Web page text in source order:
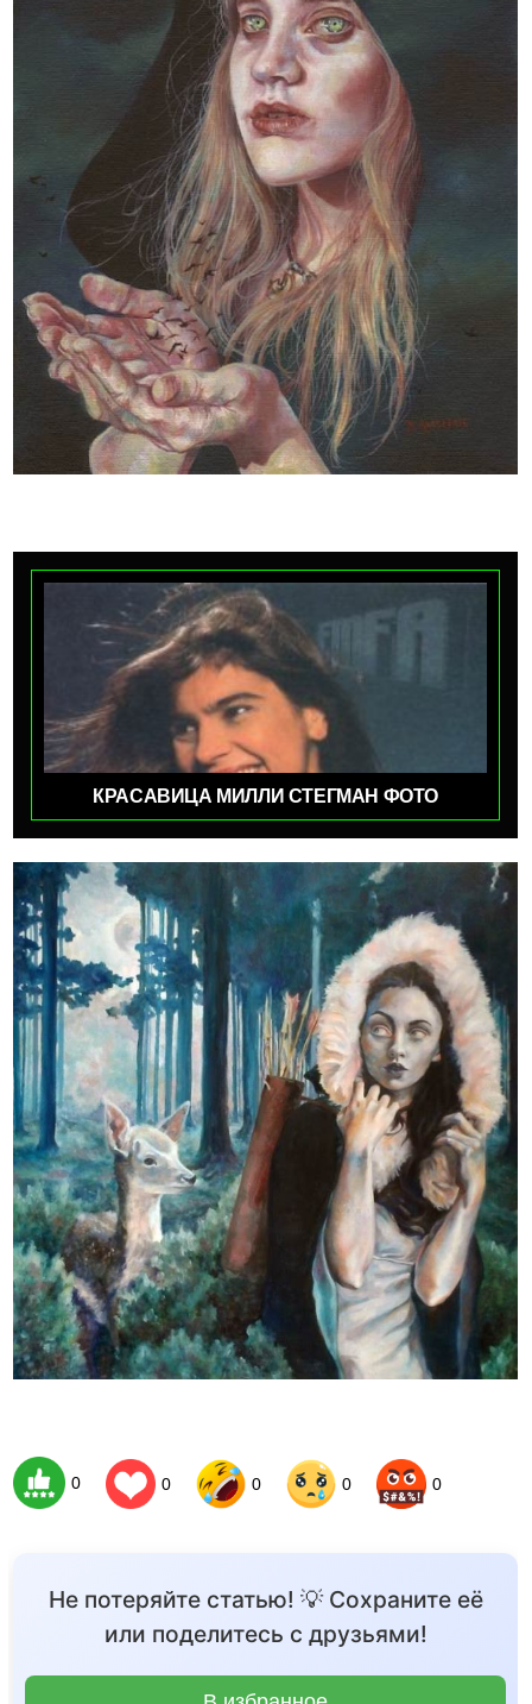
КРАСАВИЦА МИЛЛИ СТЕГМАН ФОТО
0 0 0 0 0
Не потеряйте статью! 💡 Сохраните её
или поделитесь с друзьями!